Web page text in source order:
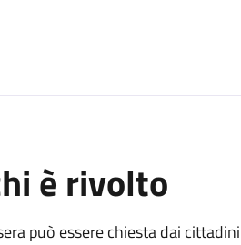
è rivolto
può essere chiesta dai